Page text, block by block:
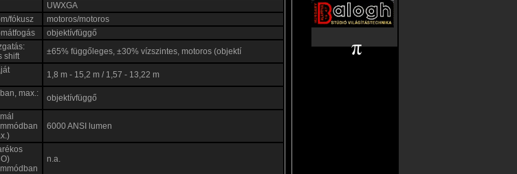
UWXGA
fókusz
motoros/motoros
objektívfüggő
shift
±65% függőleges, ±30% vízszintes, motoros (objektí
1,8 m - 15,2 m / 1,57 - 13,22 m
max.:
objektívfüggő
6000 ANSI lumen
n.a.